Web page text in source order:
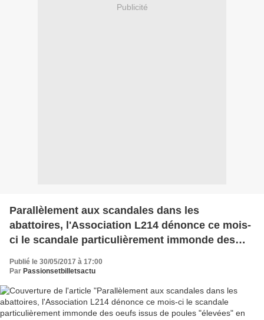
Publicité
Parallèlement aux scandales dans les
abattoires, l'Association L214 dénonce ce mois-
ci le scandale particulièrement immonde des
peut se passer d' oeuf... on ne peut passer sur la
appliqués aux animaux / Comment remplacer
les oeufs pour réaliser ses patisseries/ Et - si
Publié le 30/05/2017 à 17:00
Par Passionsetbilletsactu